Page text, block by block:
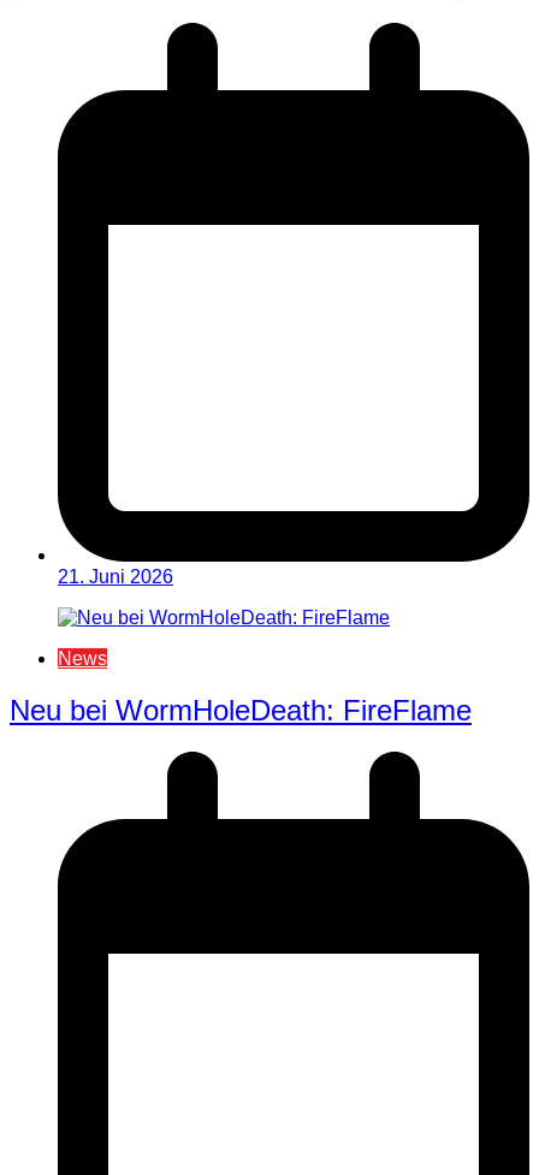
21. Juni 2026
News
Neu bei WormHoleDeath: FireFlame